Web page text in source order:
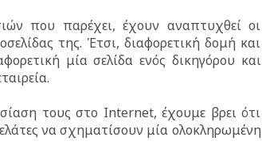
που παρέχει, έχουν αναπτυχθεί οι
της. Έτσι, διαφορετική δομή και
μία σελίδα ενός δικηγόρου και
τους στο Internet, έχουμε βρει ότι
να σχηματίσουν μία ολοκληρωμένη